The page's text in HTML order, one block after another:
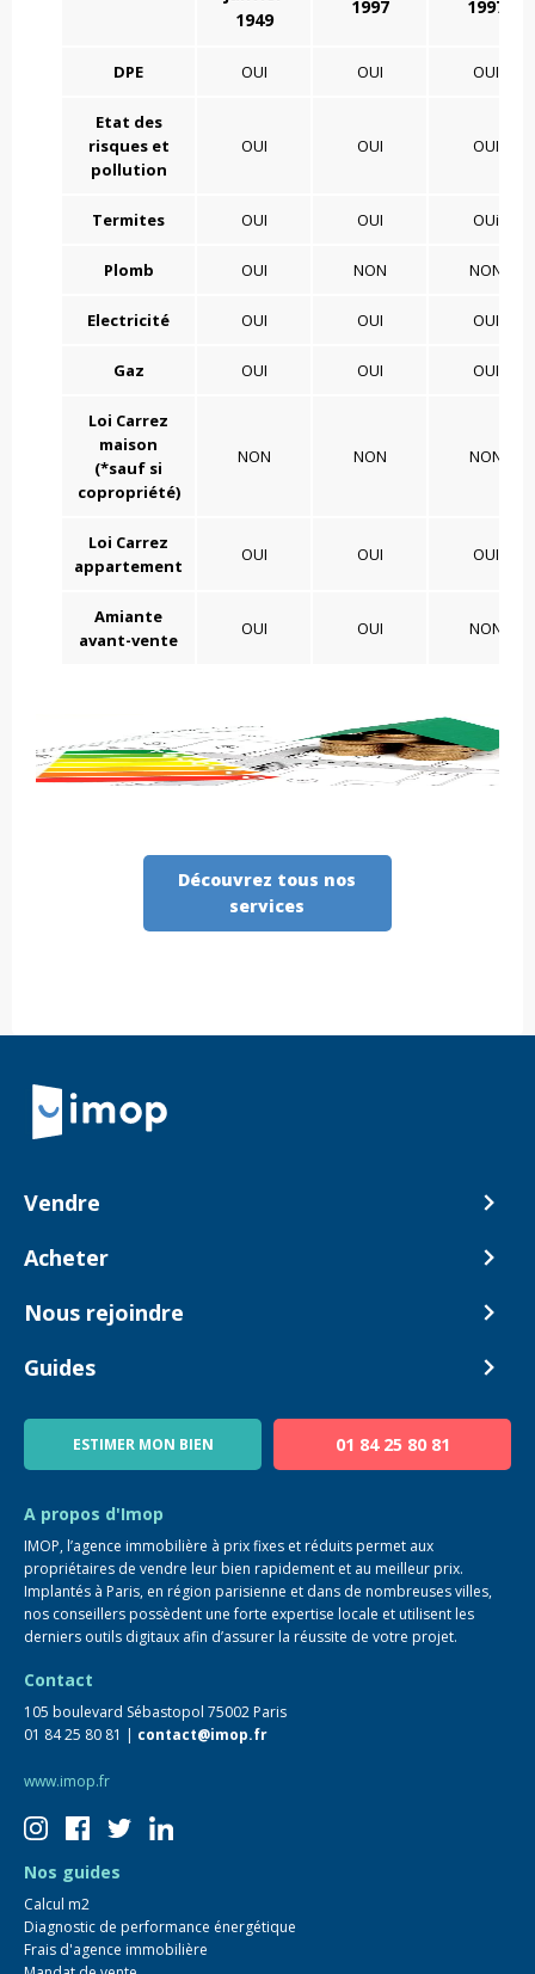
1949
1997
1997
DPE OUI OUI OUI
Etat des
risques et
pollution
OUI OUI OUI
Termites OUI OUI OUi
Plomb OUI NON NON
Electricité OUI OUI OUI
Gaz OUI OUI OUI
Loi Carrez
maison
(*sauf si
copropriété)
NON NON NON
Loi Carrez
appartement
OUI OUI OUI
Amiante
avant-vente
OUI OUI NON
Découvrez tous nos
services
Retour à la navigation principale
Vendre
Comment ça marche ?
Acheter
Biens en vente
Nous rejoindre
Devenir Conseiller
Guides
Blog
ESTIMER MON BIEN 01 84 25 80 81
A propos d'Imop
IMOP, l’agence immobilière à prix fixes et réduits permet aux
propriétaires de vendre leur bien rapidement et au meilleur prix.
Implantés à Paris, en région parisienne et dans de nombreuses villes,
nos conseillers possèdent une forte expertise locale et utilisent les
derniers outils digitaux afin d’assurer la réussite de votre projet.
Contact
105 boulevard Sébastopol 75002 Paris
01 84 25 80 81 | contact@imop.fr
www.imop.fr
Nos guides
Calcul m2
Diagnostic de performance énergétique
Frais d'agence immobilière